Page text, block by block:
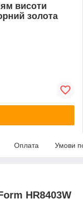
висоти
золота
Оплата Умови
HR8403W